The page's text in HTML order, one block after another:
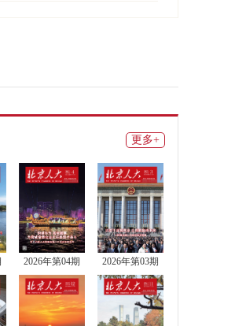
更多+
2026年第04期 2026年第03期